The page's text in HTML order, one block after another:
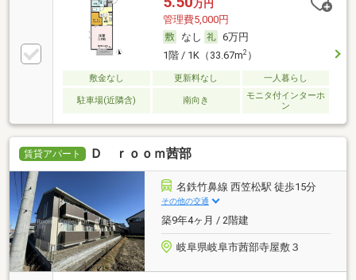
万円
管理費5,000円
なし
6万円
1階 / 1K（33.67m2）
敷金なし 更新料なし 一人暮らし
駐車場(近隣含) 南向き
モニタ付インターホ
ン
賃貸アパート Ｄ ｒｏｏｍ茜部
名鉄竹鼻線 西笠松駅 徒歩15分
その他の交通
築9年4ヶ月 / 2階建
岐阜県岐阜市茜部寺屋敷３